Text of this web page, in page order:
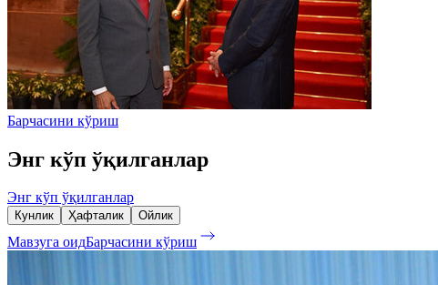
Барчасини кўриш
Энг кўп ўқилганлар
Энг кўп ўқилганлар
Кунлик Ҳафталик Ойлик
Мавзуга оидБарчасини кўриш